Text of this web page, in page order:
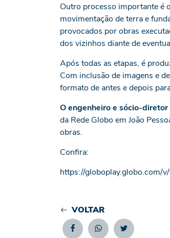
Outro processo importante é
movimentação de terra e
provocados por obras
dos vizinhos diante de
Após todas as etapas, é
Com inclusão de imagens e
formato de antes e depois
O engenheiro e sócio-
da Rede Globo em João
obras.
Confira:
https://globoplay.globo.com/
VOLTAR
FacebookWhatsappTwitter